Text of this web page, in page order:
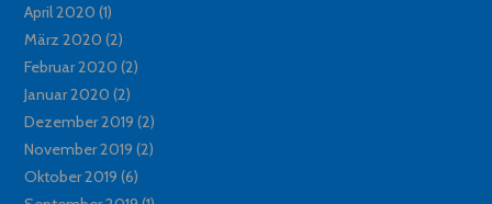
April 2020 (1)
März 2020 (2)
Februar 2020 (2)
Januar 2020 (2)
Dezember 2019 (2)
November 2019 (2)
Oktober 2019 (6)